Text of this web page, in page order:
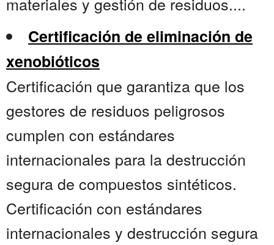
Certificación de eliminación de
xenobióticos
Certificación que garantiza que los
gestores de residuos peligrosos
cumplen con estándares
internacionales para la destrucción
segura de compuestos sintéticos.
Certificación con estándares
internacionales y destrucción segura